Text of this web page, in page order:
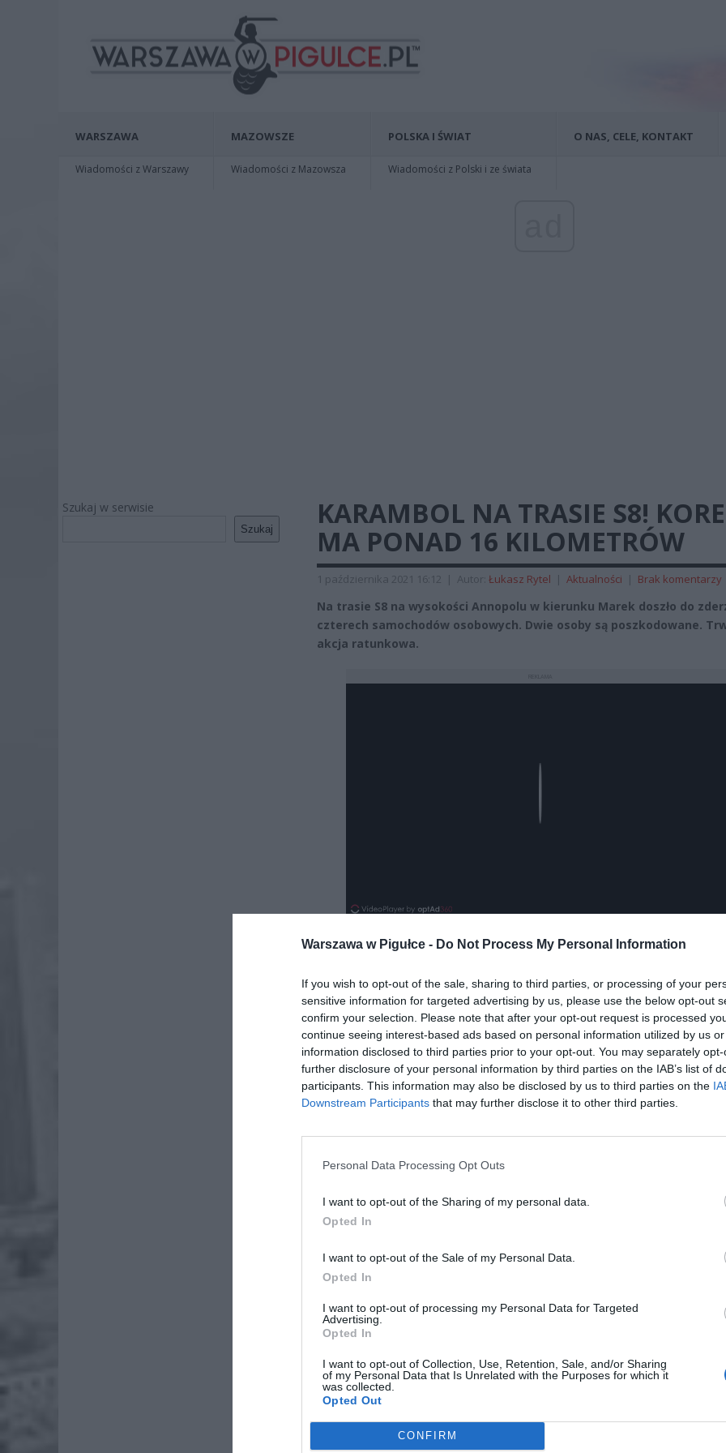
Warszawa w Pigułce - Do Not Process My Personal Information
If you wish to opt-out of the sale, sharing to third parties, or processing of your
sensitive information for targeted advertising by us, please use the below opt-out
confirm your selection. Please note that after your opt-out request is processed
continue seeing interest-based ads based on personal information utilized by us
information disclosed to third parties prior to your opt-out. You may separately
further disclosure of your personal information by third parties on the IAB’s list of
participants. This information may also be disclosed by us to third parties on the
Downstream Participants that may further disclose it to other third parties.
Personal Data Processing Opt Outs
I want to opt-out of the Sharing of my personal data.
Opted In
I want to opt-out of the Sale of my Personal Data.
Opted In
I want to opt-out of processing my Personal Data for Targeted
Advertising.
Opted In
I want to opt-out of Collection, Use, Retention, Sale, and/or Sharing
of my Personal Data that Is Unrelated with the Purposes for which it
was collected.
Opted Out
CONFIRM
WARSZAWA
Wiadomości z Warszawy
MAZOWSZE
Wiadomości z Mazowsza
POLSKA I ŚWIAT
Wiadomości z Polski i ze świata
O NAS, CELE, KONTAKT
Szukaj w serwisie
Szukaj
KARAMBOL NA TRASIE S8!
MA PONAD 16 KILOMETRÓW
1 października 2021 16:12 | Autor: Łukasz Rytel | Aktualności | Brak komentarzy
Na trasie S8 na wysokości Annopolu w kierunku Marek doszło do
czterech samochodów osobowych. Dwie osoby są poszkodowane.
akcja ratunkowa.
ad
Dodaj nas do preferowanych źródeł w Google
Fot. Łukasz/ Warszawa w
Pigułce
Pigułce
Pigułce